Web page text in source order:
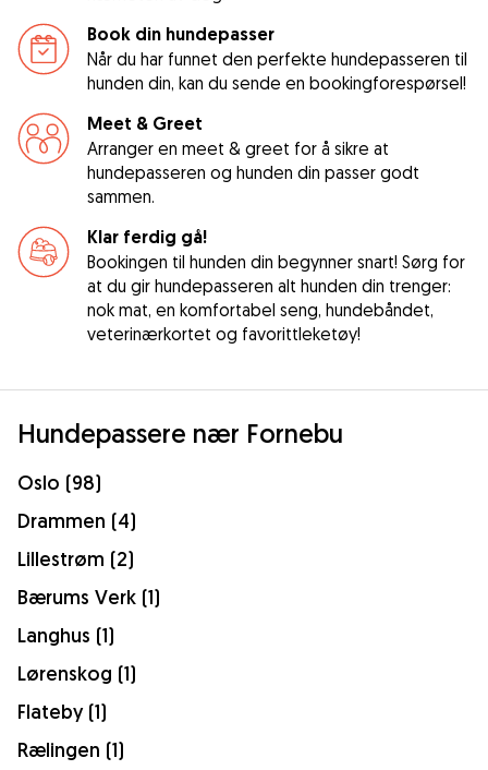
Book din hundepasser
Når du har funnet den perfekte hundepasseren til
hunden din, kan du sende en bookingforespørsel!
Meet & Greet
Arranger en meet & greet for å sikre at
hundepasseren og hunden din passer godt
sammen.
Klar ferdig gå!
Bookingen til hunden din begynner snart! Sørg for
at du gir hundepasseren alt hunden din trenger:
nok mat, en komfortabel seng, hundebåndet,
veterinærkortet og favorittleketøy!
Hundepassere nær Fornebu
Oslo (98)
Drammen (4)
Lillestrøm (2)
Bærums Verk (1)
Langhus (1)
Lørenskog (1)
Flateby (1)
Rælingen (1)